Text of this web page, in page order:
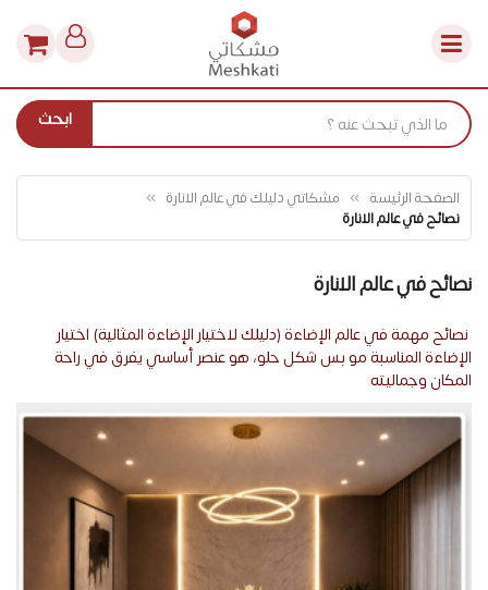
ابحث
الصفحة الرئيسة
مشكاتي دليلك في عالم الانارة
نصائح في عالم الانارة
نصائح في عالم الانارة
نصائح مهمة في عالم الإضاءة (دليلك لاختيار الإضاءة المثالية) اختيار
الإضاءة المناسبة مو بس شكل حلو، هو عنصر أساسي يفرق في راحة
المكان وجماليته